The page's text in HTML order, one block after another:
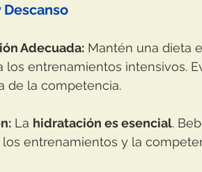
Adecuada: Mantén una dieta
los entrenamientos intensivos.
de la competencia.
La hidratación es esencial.
entrenamientos y la